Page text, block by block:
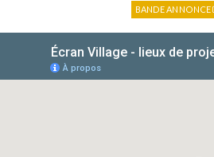
BANDE ANNONCE